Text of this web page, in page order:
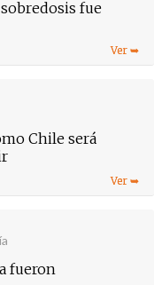
fue
Chile será
fueron